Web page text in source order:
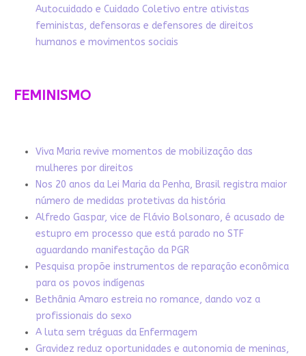
Autocuidado e Cuidado Coletivo entre ativistas
feministas, defensoras e defensores de direitos
humanos e movimentos sociais
FEMINISMO
Viva Maria revive momentos de mobilização das
mulheres por direitos
Nos 20 anos da Lei Maria da Penha, Brasil registra maior
número de medidas protetivas da história
Alfredo Gaspar, vice de Flávio Bolsonaro, é acusado de
estupro em processo que está parado no STF
aguardando manifestação da PGR
Pesquisa propõe instrumentos de reparação econômica
para os povos indígenas
Bethânia Amaro estreia no romance, dando voz a
profissionais do sexo
A luta sem tréguas da Enfermagem
Gravidez reduz oportunidades e autonomia de meninas,